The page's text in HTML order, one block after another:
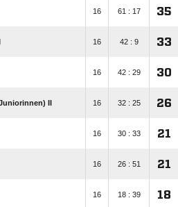
16 61 : 17 35
16 42 : 9 33
16 42 : 29 30
II 16 32 : 25 26
16 30 : 33 21
16 26 : 51 21
16 18 : 39 18